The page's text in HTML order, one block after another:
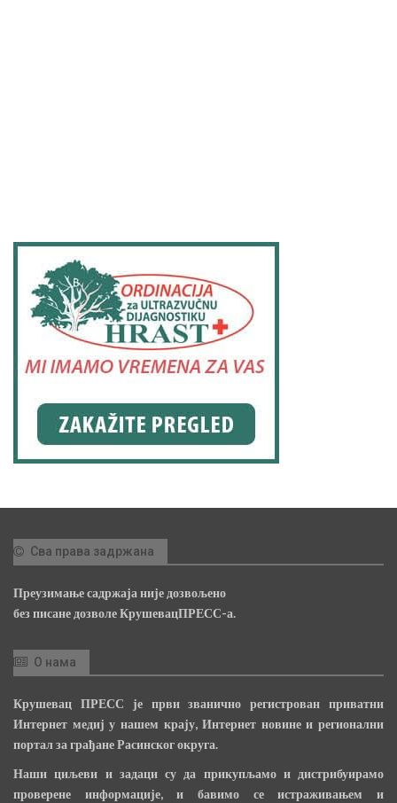
Сва права задржана
Преузимање садржаја није дозвољено
без писане дозволе КрушевацПРЕСС-а.
О нама
Крушевац ПРЕСС је први званично регистрован приватни
Интернет медиј у нашем крају, Интернет новине и регионални
портал за грађане Расинског округа.
Наши циљеви и задаци су да прикупљамо и дистрибуирамо
проверене информације, и бавимо се истраживањем и